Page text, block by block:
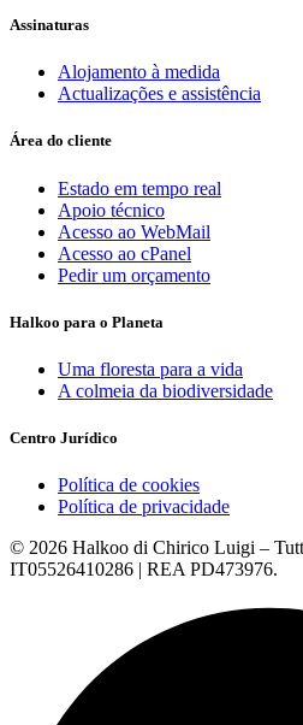
Assinaturas
Alojamento à medida
Actualizações e assistência
Área do cliente
Estado em tempo real
Apoio técnico
Acesso ao WebMail
Acesso ao cPanel
Pedir um orçamento
Halkoo para o Planeta
Uma floresta para a vida
A colmeia da biodiversidade
Centro Jurídico
Política de cookies
Política de privacidade
© 2026 Halkoo di Chirico Luigi –
IT05526410286 | REA PD473976.